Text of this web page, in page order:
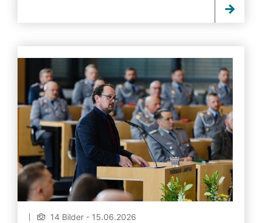
14 Bilder - 15.06.2026